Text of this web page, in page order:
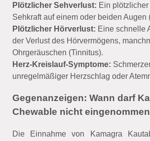
Plötzlicher Sehverlust: Ein
Sehkraft auf einem oder beiden Augen
Plötzlicher Hörverlust: Eine schnelle
der Verlust des Hörvermögens,
Ohrgeräuschen (Tinnitus).
Herz-Kreislauf-Symptome:
unregelmäßiger Herzschlag oder
Gegenanzeigen: Wann darf
Chewable nicht
Die Einnahme von Kamagra